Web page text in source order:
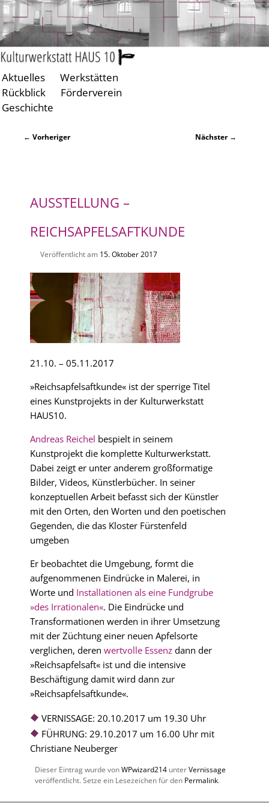
Zum
primären
Inhalt
Zum
sekundären
Inhalt
Aktuelles
Werkstätten
Rückblick
Förderverein
Geschichte
Beitragsnavigation
← Vorheriger Nächster →
AUSSTELLUNG –
REICHSAPFELSAFTKUNDE
Veröffentlicht am 15. Oktober 2017
21.10. – 05.11.2017
»Reichsapfelsaftkunde« ist der sperrige Titel
eines Kunstprojekts in der Kulturwerkstatt
HAUS10.
Andreas Reichel bespielt in seinem
Kunstprojekt die komplette Kulturwerkstatt.
Dabei zeigt er unter anderem großformatige
Bilder, Videos, Künstlerbücher. In seiner
konzeptuellen Arbeit befasst sich der Künstler
mit den Orten, den Worten und den poetischen
Gegenden, die das Kloster Fürstenfeld
umgeben
Er beobachtet die Umgebung, formt die
aufgenommenen Eindrücke in Malerei, in
Worte und Installationen als eine Fundgrube
»des Irrationalen«. Die Eindrücke und
Transformationen werden in ihrer Umsetzung
mit der Züchtung einer neuen Apfelsorte
verglichen, deren wertvolle Essenzdann der
»Reichsapfelsaft« ist und die intensive
Beschäftigung damit wird dann zur
»Reichsapfelsaftkunde«.
VERNISSAGE: 20.10.2017 um 19.30 Uhr
FÜHRUNG: 29.10.2017 um 16.00 Uhr mit
Christiane Neuberger
Dieser Eintrag wurde vonWPwizard214 unterVernissage
veröffentlicht. Setze ein Lesezeichen für den Permalink.